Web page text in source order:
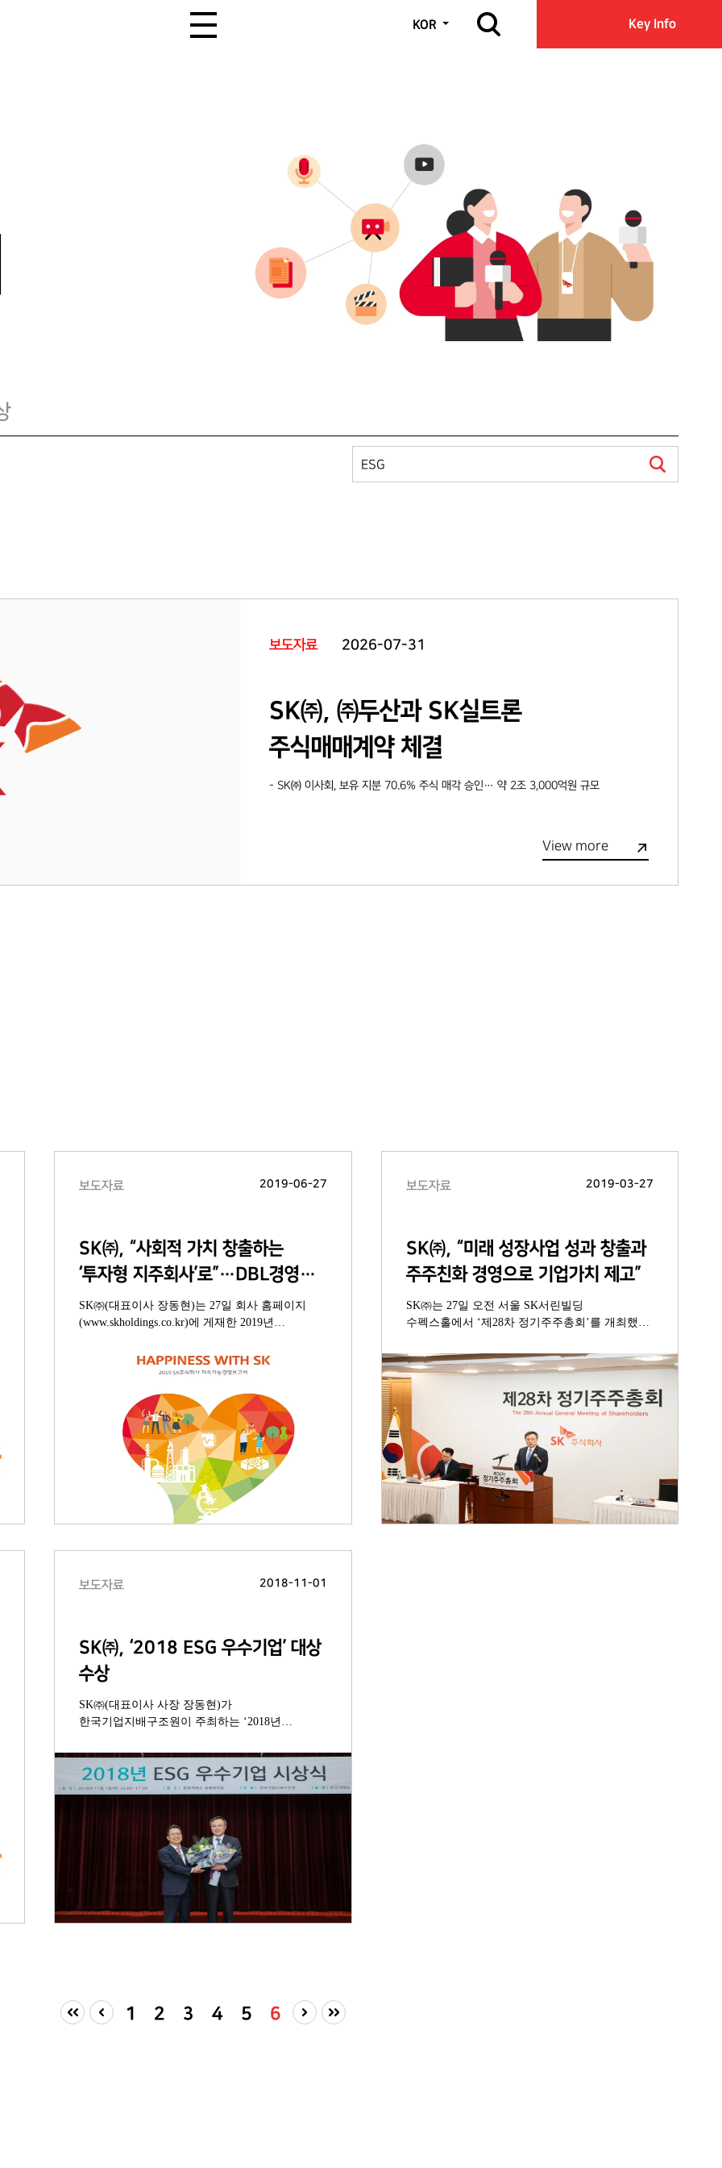
전체 메뉴 열기 KOR 사이트 검색 열기 Key Info
보도자료 2026-07-31
SK㈜, ㈜두산과 SK실트론
주식매매계약 체결
- SK㈜ 이사회, 보유 지분 70.6% 주식 매각 승인… 약 2조 3,000억원 규모
View more
보도자료 2019-06-27
SK㈜, “사회적 가치 창출하는
‘투자형 지주회사’로”…DBL경영
가속화
SK㈜(대표이사 장동현)는 27일 회사 홈페이지
(www.skholdings.co.kr)에 게재한 2019년
(Happiness with SK)’를 통해 SV 창출 측정 결과를
공개하고 ‘DBL 경영’ 가속화를 알렸다. SK㈜는
2012년부터 기업의 투명한 경영은 물론 안전·환경
·조직문화 등 전반적인 지속가능경영 활동 내용을
담은 지속가능경영보고서를 발간해왔다.
보도자료 2019-03-27
SK㈜, “미래 성장사업 성과 창출과
주주친화 경영으로 기업가치 제고”
SK㈜는 27일 오전 서울 SK서린빌딩
수펙스홀에서 ‘제28차 정기주주총회’를 개최했다.
전년 대비 12% 증가한 2조 6,724억원의 매출액을
기록했으며, 영업이익은 전년 대비 21.4% 증가한
1조 609억원을 달성했다. (연결재무제표 기준
매출액 101조 5,020억원, 영업이익 4조 6,881억원)
이날 주주총회에서는 재무제표 승인을 비롯해
정관 일부 변경, 이사 및 감사위원 선임,
이사보수한도 승인 등 모든 안건이 원안대로
통과됐다. 이날 주주총회의 주주 참석율은 88.5%
를 기록했다.
보도자료 2018-11-01
SK㈜, ‘2018 ESG 우수기업’ 대상
수상
SK㈜(대표이사 사장 장동현)가
한국기업지배구조원이 주최하는 ‘2018년
선정됐다. 평가는 국내 상장기업 및 금융회사
930개를 대상으로 진행됐으며 SK㈜는
E(Environment Responsibility, 환경경영), S(Social
지배구조) 세 영역의 성과를 합산한 통합등급에서
작년에 이어 2년 연속 A+를 획득했다.
처음이전
1 2 3 4 5 6 다음마지막